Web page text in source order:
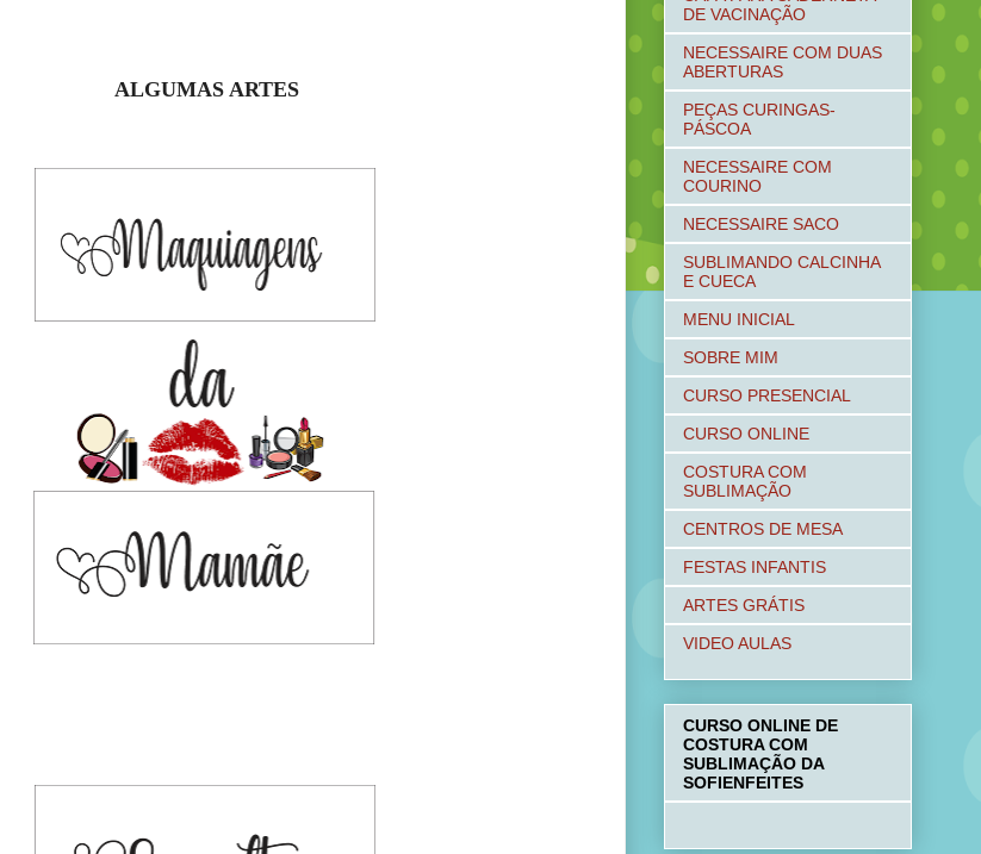
ALGUMAS ARTES
DE VACINAÇÃO
NECESSAIRE COM DUAS
ABERTURAS
PEÇAS CURINGAS-
PÁSCOA
NECESSAIRE COM
COURINO
NECESSAIRE SACO
SUBLIMANDO CALCINHA
E CUECA
MENU INICIAL
SOBRE MIM
CURSO PRESENCIAL
CURSO ONLINE
COSTURA COM
SUBLIMAÇÃO
CENTROS DE MESA
FESTAS INFANTIS
ARTES GRÁTIS
VIDEO AULAS
CURSO ONLINE DE
COSTURA COM
SUBLIMAÇÃO DA
SOFIENFEITES